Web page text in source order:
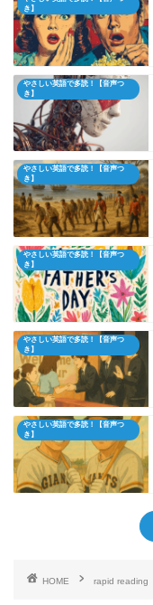
き】
やさしい英語で多読！【音声つ
き】
やさしい英語で多読！【音声つ
き】
やさしい英語で多読！【音声つ
き】
やさしい英語で多読！【音声つ
き】
やさしい英語で多読！【音声つ
き】
HOME rapid reading